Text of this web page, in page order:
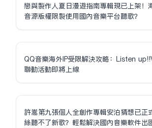
戀與製作人夏日漫遊指南專輯現已上架！
音源版權限制使用國內音樂平台聽歌？
QQ音樂海外IP受限解決攻略：Listen
聯動活動即將上線
許嵩第九張個人全創作專輯安泊猜想已正
絲聽不了新歌？輕鬆解決國內音樂軟件出